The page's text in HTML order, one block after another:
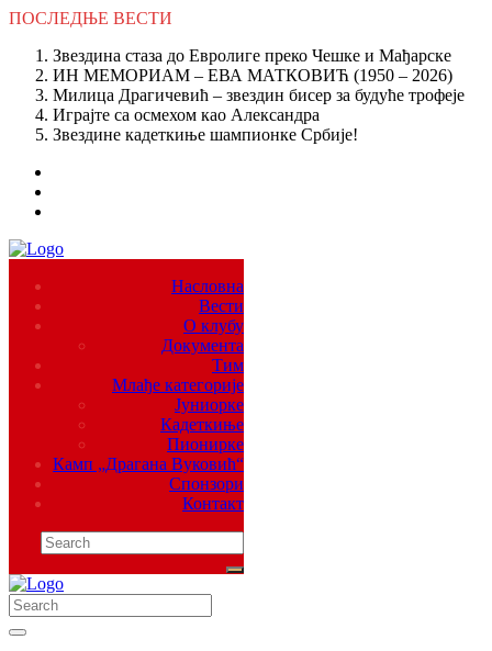
ПОСЛЕДЊЕ ВЕСТИ
Звездина стаза до Евролиге преко Чешке и Мађарске
ИН МЕМОРИАМ – ЕВА МАТКОВИЋ (1950 – 2026)
Милица Драгичевић – звездин бисер за будуће трофеје
Играјте са осмехом као Александра
Звездине кадеткиње шампионке Србије!
Насловна
Вести
О клубу
Документа
Тим
Млађе категорије
Јуниорке
Кадеткиње
Пионирке
Камп „Драгана Вуковић“
Спонзори
Контакт